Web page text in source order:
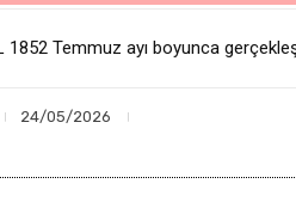
(Chery, Omoda ve Jaecoo) küresel
24/05/2026